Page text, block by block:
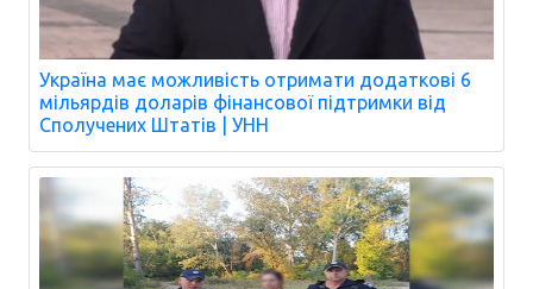
Україна має можливість отримати додаткові 6
мільярдів доларів фінансової підтримки від
Сполучених Штатів | УНН